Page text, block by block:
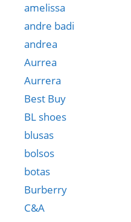
amelissa
andre badi
andrea
Aurrea
Aurrera
Best Buy
BL shoes
blusas
bolsos
botas
Burberry
C&A